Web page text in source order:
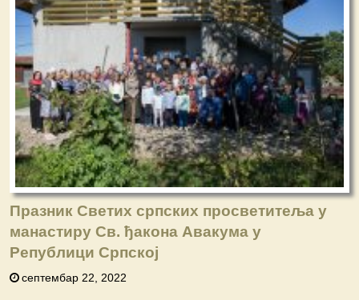
Празник Светих српских просветитеља у
манастиру Св. ђакона Авакума у
Републици Српској
септембар 22, 2022